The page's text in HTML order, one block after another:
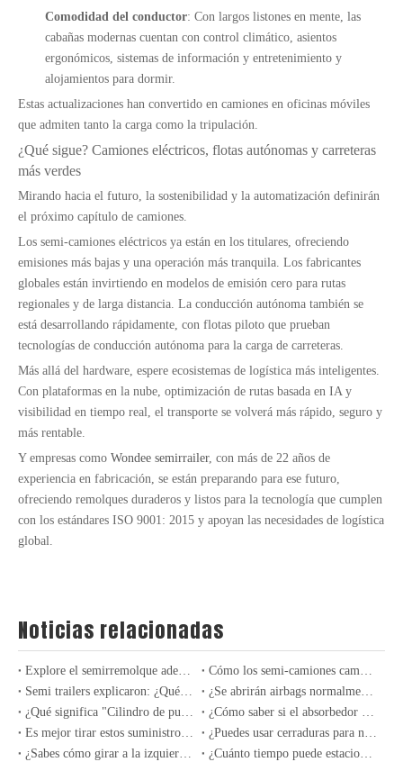
Comodidad del conductor: Con largos listones en mente, las
cabañas modernas cuentan con control climático, asientos
ergonómicos, sistemas de información y entretenimiento y
alojamientos para dormir.
Estas actualizaciones han convertido en camiones en oficinas móviles
que admiten tanto la carga como la tripulación.
¿Qué sigue? Camiones eléctricos, flotas autónomas y carreteras
más verdes
Mirando hacia el futuro, la sostenibilidad y la automatización definirán
el próximo capítulo de camiones.
Los semi-camiones eléctricos ya están en los titulares, ofreciendo
emisiones más bajas y una operación más tranquila. Los fabricantes
globales están invirtiendo en modelos de emisión cero para rutas
regionales y de larga distancia. La conducción autónoma también se
está desarrollando rápidamente, con flotas piloto que prueban
tecnologías de conducción autónoma para la carga de carreteras.
Más allá del hardware, espere ecosistemas de logística más inteligentes.
Con plataformas en la nube, optimización de rutas basada en IA y
visibilidad en tiempo real, el transporte se volverá más rápido, seguro y
más rentable.
Y empresas como Wondee semirrailer, con más de 22 años de
experiencia en fabricación, se están preparando para ese futuro,
ofreciendo remolques duraderos y listos para la tecnología que cumplen
con los estándares ISO 9001: 2015 y apoyan las necesidades de logística
global.
Noticias relacionadas
Explore el semirremolque adecuado para sus necesidades de carga
Cómo los semi-camiones cambiaron la carga para siempre: un siglo de innovación
Semi trailers explicaron: ¿Qué tipo comprar
¿Se abrirán airbags normalmente en caso de una colisión al conducir sin usar cinturones de seguridad?
¿Qué significa "Cilindro de puntuación "? ¿En qué circunstancias la experiencia del motor "Cilindro de puntuación"?
¿Cómo saber si el absorbedor de choque del automóvil está roto? ¿Debe ser reemplazado en parejas?
Es mejor tirar estos suministros de automóviles lo antes posible.
¿Puedes usar cerraduras para niños en los autos? ¿Cuántos sabes sobre las funciones ocultas en los autos?
¿Sabes cómo girar a la izquierda en el área de espera? ¿Cuándo debo entrar?
¿Cuánto tiempo puede estacionar un automóvil y no conducir como máximo?
9T 11T Levante y típico de tipo no considerable Tipo de viga de semi Tipo de aire para el mercado estadounidense 5T Tipo de medio montón de suspensión de aire de elevación para remolque para el mercado estadounidense
Tambores de freno para camiones y remolques de servicio pesado Acoplamiento de remolques, torque de barbos de varilla y hojas de primavera para camiones y remolques de servicio pesado